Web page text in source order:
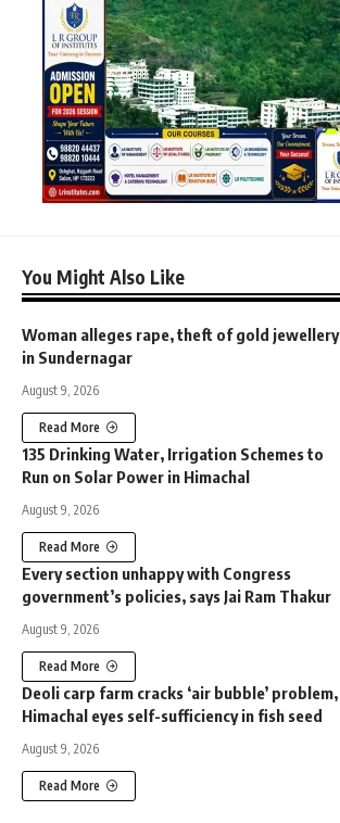
You Might Also Like
Woman alleges rape, theft of gold jewellery
in Sundernagar
August 9, 2026
Read More
135 Drinking Water, Irrigation Schemes to
Run on Solar Power in Himachal
August 9, 2026
Read More
Every section unhappy with Congress
government’s policies, says Jai Ram Thakur
August 9, 2026
Read More
Deoli carp farm cracks ‘air bubble’ problem,
Himachal eyes self-sufficiency in fish seed
August 9, 2026
Read More